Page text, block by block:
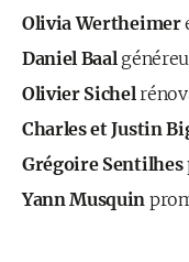
Olivia Wertheimer
Daniel Baal
Olivier Sichel
Charles et Justin
Grégoire Sentilhes
Yann Musquin